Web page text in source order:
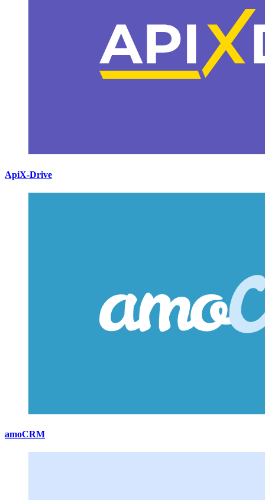
ApiX-Drive
amoCRM